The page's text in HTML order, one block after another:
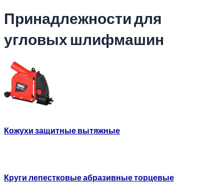
Принадлежности для
угловых шлифмашин
Кожухи защитные вытяжные
Круги лепестковые абразивные торцевые